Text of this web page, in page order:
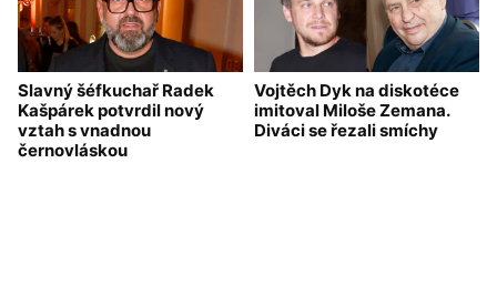
Slavný šéfkuchař Radek
Kašpárek potvrdil nový
vztah s vnadnou
černovláskou
Vojtěch Dyk na diskotéce
imitoval Miloše Zemana.
Diváci se řezali smíchy